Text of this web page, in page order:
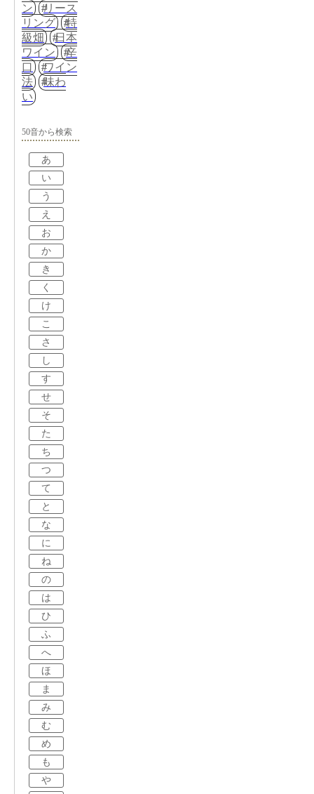
ン
リース
リング
特
級畑
日本
ワイン
辛
口
ワイン
法
味わ
い
50音から検索
あ
い
う
え
お
か
き
く
け
こ
さ
し
す
せ
そ
た
ち
つ
て
と
な
に
ね
の
は
ひ
ふ
へ
ほ
ま
み
む
め
も
や